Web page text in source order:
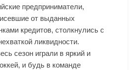
предприниматели,
от выданных
кредитов, столкнулись с
ликвидности.
сезон играли в яркий и
и будь в команде